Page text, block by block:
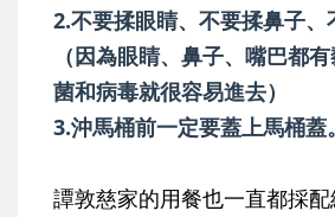
2.不要揉眼睛、不要揉鼻子、
（因為眼睛、鼻子、嘴巴都
菌和病毒就很容易進去）
3.沖馬桶前一定要蓋上馬桶蓋。
譚敦慈家的用餐也一直都採